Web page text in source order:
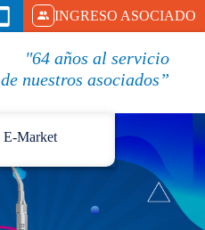
INGRESO ASOCIADO
"64 años al servicio
de nuestros asociados”
E-Market